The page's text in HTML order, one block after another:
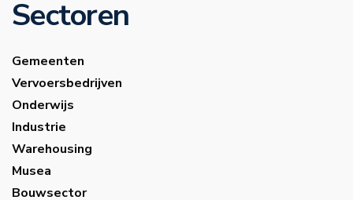
Sectoren
Gemeenten
Vervoersbedrijven
Onderwijs
Industrie
Warehousing
Musea
Bouwsector